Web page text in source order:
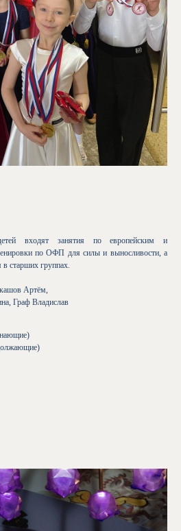
входят занятия по европейским и
по ОФП для силы и выносливости, а
в старших группах.
Артём,
Граф Владислав